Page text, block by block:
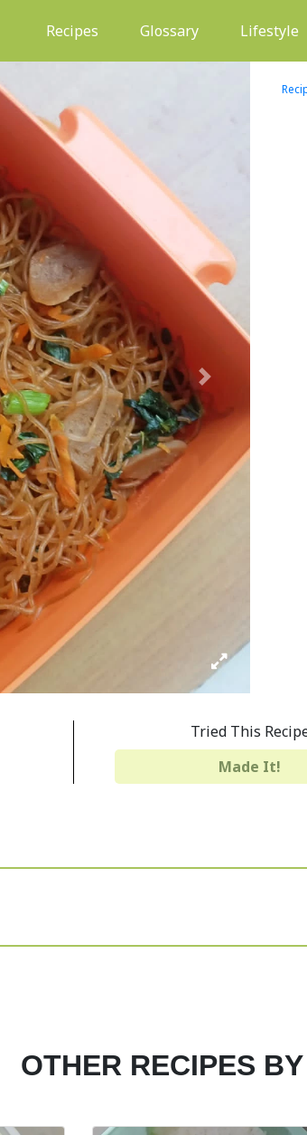
Recipes (current)Glossary Lifestyle
Next
Tried This
Made It!
OTHER RECIPES